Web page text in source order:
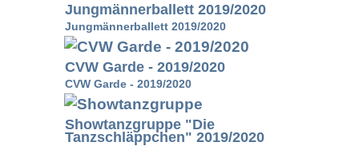
Jungmännerballett 2019/2020
Jungmännerballett 2019/2020
CVW Garde - 2019/2020
CVW Garde - 2019/2020
Showtanzgruppe "Die
Tanzschläppchen" 2019/2020